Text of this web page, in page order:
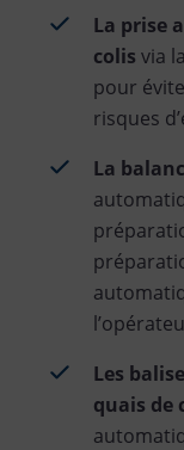
La prise
colis via
pour
risques
La
Les
quais de